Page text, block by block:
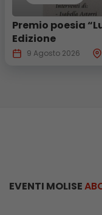
Premio poesia
Edizione
9 Agosto 2026
EVENTI MOLISE